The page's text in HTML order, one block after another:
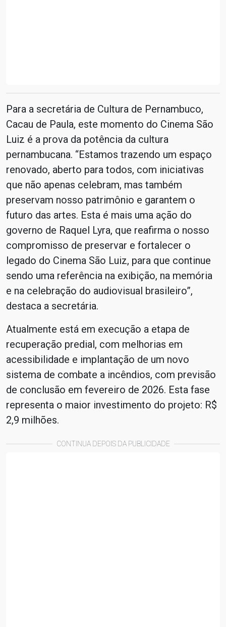
Para a secretária de Cultura de Pernambuco,
Cacau de Paula, este momento do Cinema São
Luiz é a prova da potência da cultura
pernambucana. “Estamos trazendo um espaço
renovado, aberto para todos, com iniciativas
que não apenas celebram, mas também
preservam nosso patrimônio e garantem o
futuro das artes. Esta é mais uma ação do
governo de Raquel Lyra, que reafirma o nosso
compromisso de preservar e fortalecer o
legado do Cinema São Luiz, para que continue
sendo uma referência na exibição, na memória
e na celebração do audiovisual brasileiro”,
destaca a secretária.
Atualmente está em execução a etapa de
recuperação predial, com melhorias em
acessibilidade e implantação de um novo
sistema de combate a incêndios, com previsão
de conclusão em fevereiro de 2026. Esta fase
representa o maior investimento do projeto: R$
2,9 milhões.
CONTINUA DEPOIS DA PUBLICIDADE